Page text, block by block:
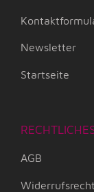
Newsletter
Startseite
AGB